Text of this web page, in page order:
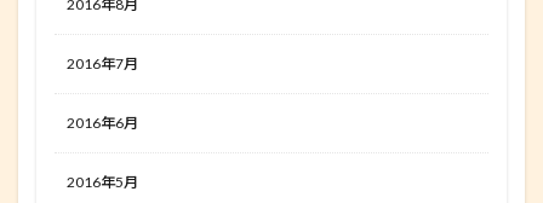
2016年8月
2016年7月
2016年6月
2016年5月